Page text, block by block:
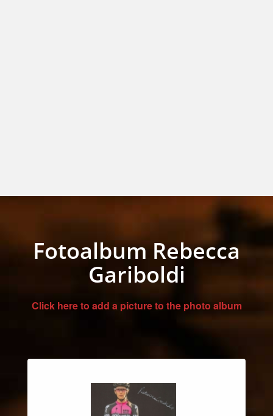
Fotoalbum Rebecca
Gariboldi
Click here to add a picture to the photo album